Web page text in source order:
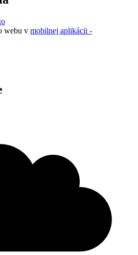
webu v mobilnej aplikácii -